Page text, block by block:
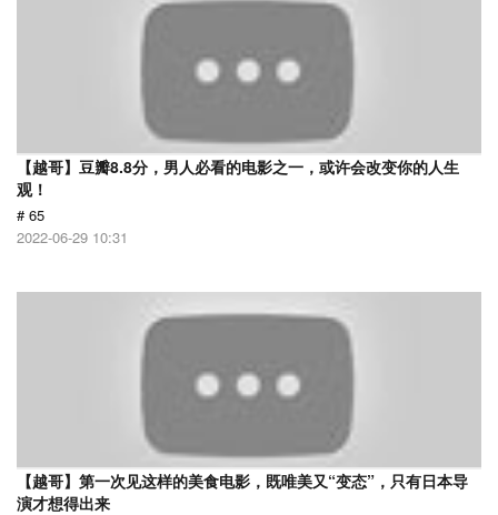
【越哥】豆瓣8.8分，男人必看的电影之一，或许会改变你的人生
观！
# 65
2022-06-29 10:31
【越哥】第一次见这样的美食电影，既唯美又“变态”，只有日本导
演才想得出来